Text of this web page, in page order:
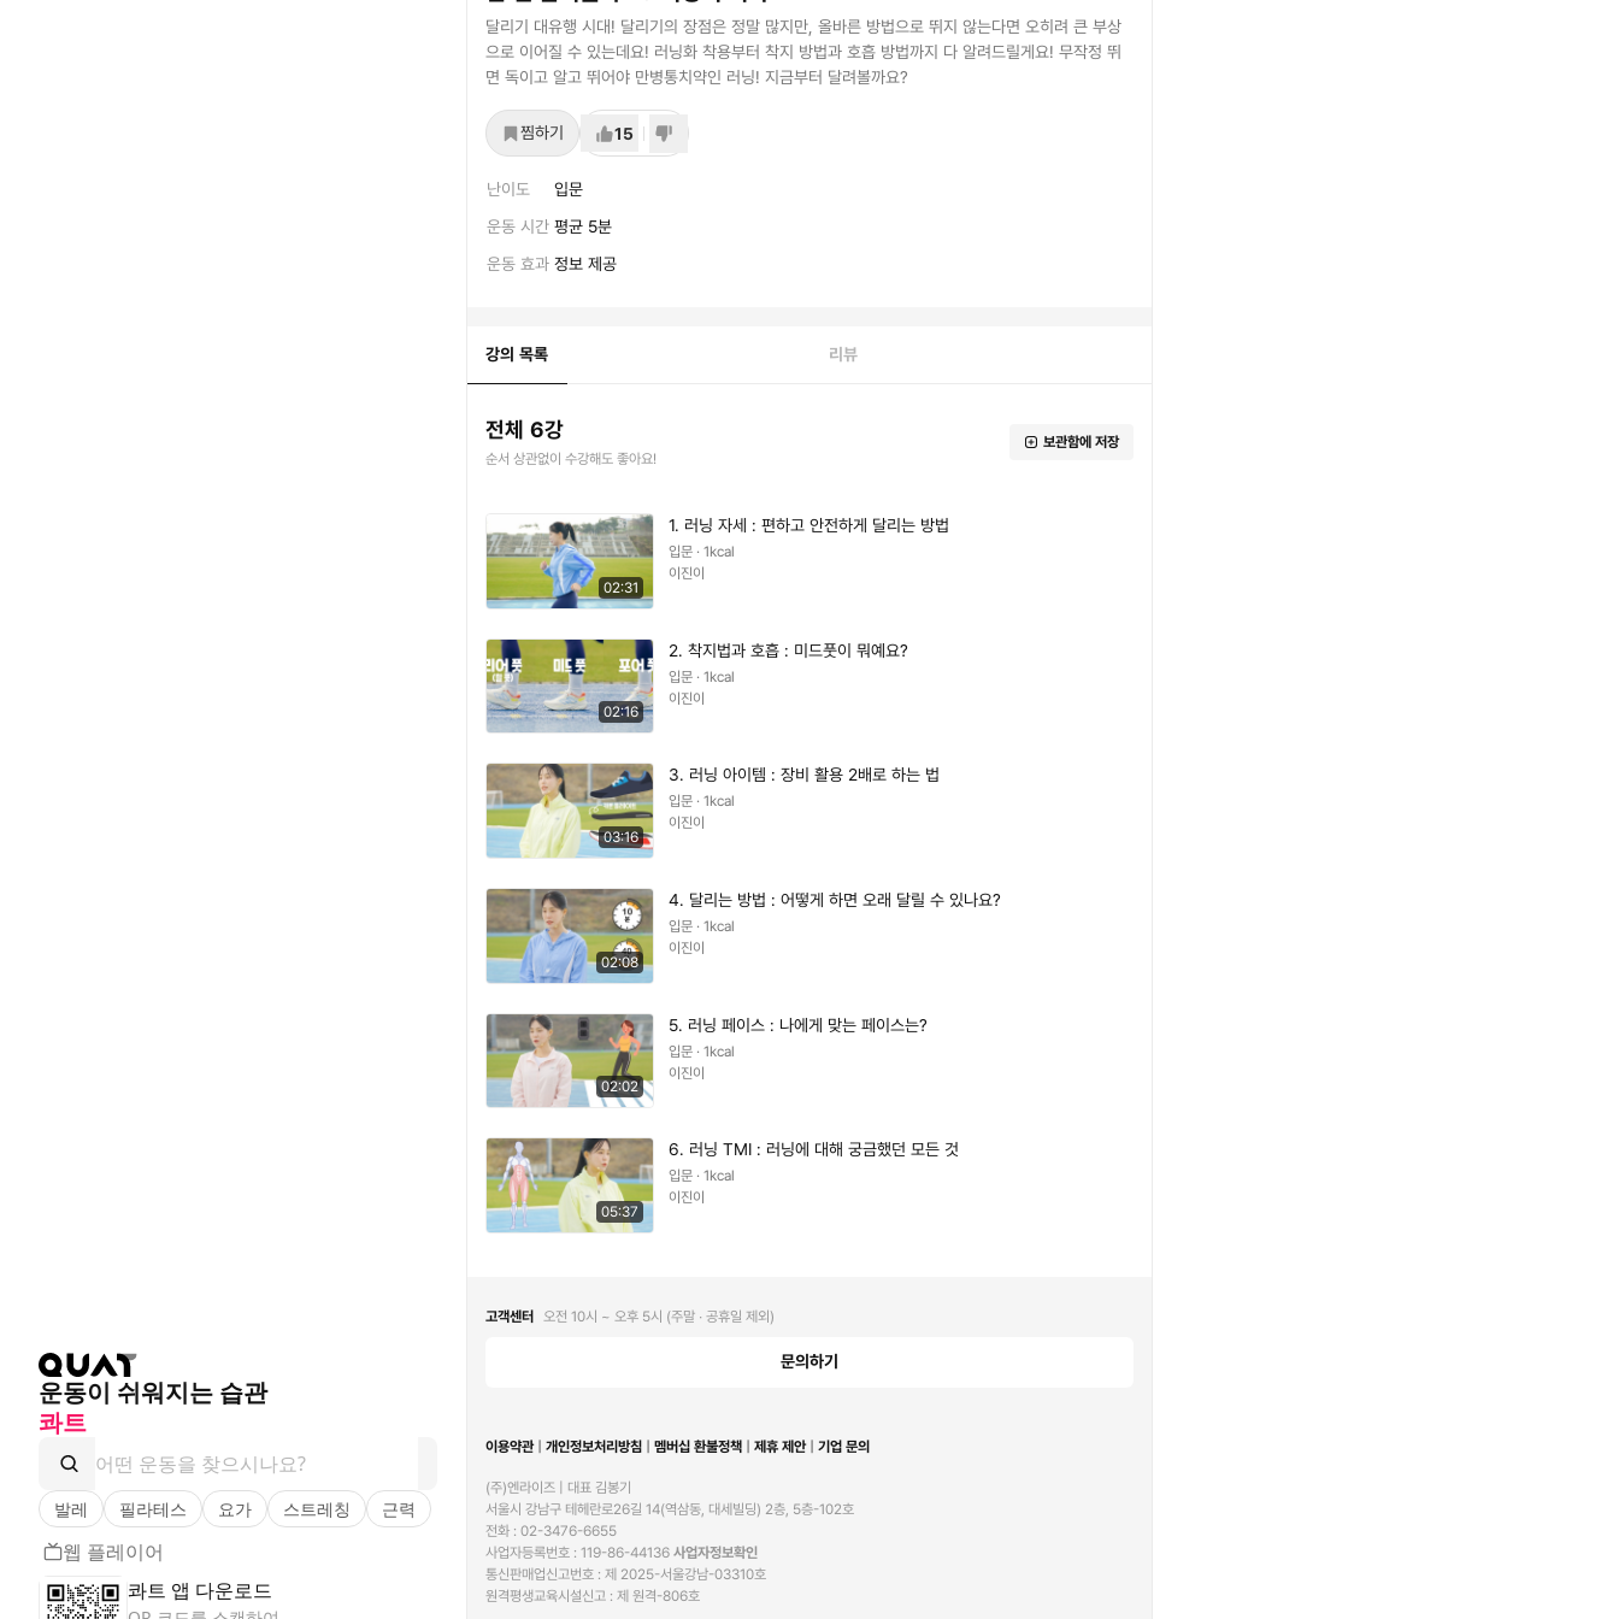
운동이 쉬워지는 습관
콰트
발레 필라테스 요가 스트레칭 근력
웹 플레이어
콰트 앱 다운로드
달리기 대유행 시대! 달리기의 장점은 정말 많지만, 올바른 방법으로 뛰지 않는다면 오히려 큰 부상
으로 이어질 수 있는데요! 러닝화 착용부터 착지 방법과 호흡 방법까지 다 알려드릴게요! 무작정 뛰
면 독이고 알고 뛰어야 만병통치약인 러닝! 지금부터 달려볼까요?
찜하기 15
난이도
입문
운동 시간 평균 5분
운동 효과 정보 제공
강의 목록 리뷰
전체 6강
순서 상관없이 수강해도 좋아요!
보관함에 저장
02:31
1. 러닝 자세 : 편하고 안전하게 달리는 방법
입문 · 1kcal
이진이
02:16
2. 착지법과 호흡 : 미드풋이 뭐예요?
입문 · 1kcal
이진이
03:16
3. 러닝 아이템 : 장비 활용 2배로 하는 법
입문 · 1kcal
이진이
02:08
4. 달리는 방법 : 어떻게 하면 오래 달릴 수 있나요?
입문 · 1kcal
이진이
02:02
5. 러닝 페이스 : 나에게 맞는 페이스는?
입문 · 1kcal
이진이
05:37
6. 러닝 TMI : 러닝에 대해 궁금했던 모든 것
입문 · 1kcal
이진이
고객센터 오전 10시 ~ 오후 5시 (주말 ∙ 공휴일 제외)
문의하기
이용약관 개인정보처리방침 멤버십 환불정책 제휴 제안 기업 문의
(주)엔라이즈 | 대표 김봉기
서울시 강남구 테헤란로26길 14(역삼동, 대세빌딩) 2층, 5층-102호
전화 : 02-3476-6655
사업자등록번호 : 119-86-44136 사업자정보확인
통신판매업신고번호 : 제 2025-서울강남-03310호
원격평생교육시설신고 : 제 원격-806호